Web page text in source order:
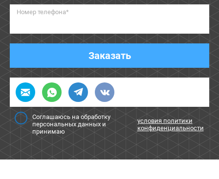
Номер телефона*
Заказать
Соглашаюсь на обработку
персональных данных и
принимаю
условия политики
конфиденциальности